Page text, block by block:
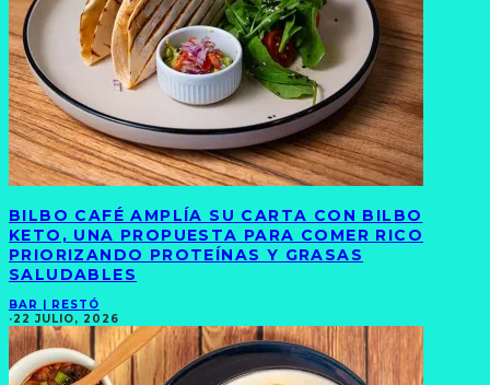
BILBO CAFÉ AMPLÍA SU CARTA CON BILBO
KETO, UNA PROPUESTA PARA COMER RICO
PRIORIZANDO PROTEÍNAS Y GRASAS
SALUDABLES
BAR | RESTÓ
·22 JULIO, 2026